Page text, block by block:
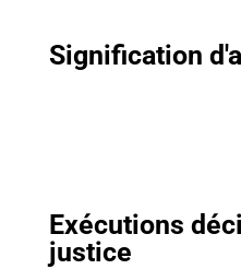
Signification
Exécutions
justice